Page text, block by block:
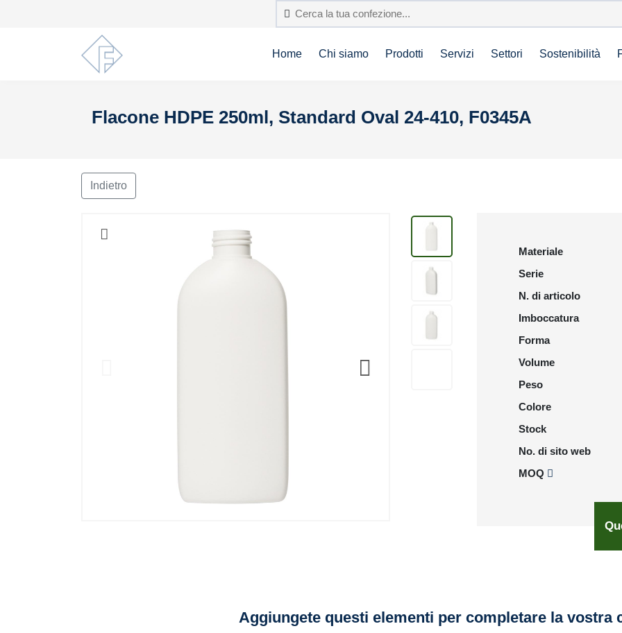
Home Chi siamo Prodotti Servizi Settori Sostenibilità
Flacone HDPE 250ml, Standard Oval 24-410, F0345A
Indietro
Materiale
Serie
N. di articolo
Imboccatura
Forma
Volume
Peso
Colore
Stock
No. di sito web
MOQ
Aggiungete questi elementi per completare la vostra